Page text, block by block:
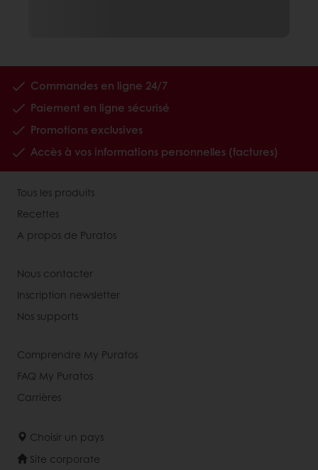
Commandes en ligne 24/7
Paiement en ligne sécurisé
Promotions exclusives
Accès à vos informations personnelles (factures)
Tous les produits
Recettes
A propos de Puratos
Nous contacter
Inscription newsletter
Nos supports
Comprendre My Puratos
FAQ My Puratos
Carrières
Choisir un pays
Site corporate